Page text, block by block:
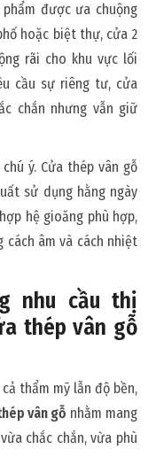
được ưa chuộng
hoặc biệt thự, cửa 2
rãi cho khu vực lối
cầu sự riêng tư, cửa
chắn nhưng vẫn giữ
ý. Cửa thép vân gỗ
sử dụng hằng ngày
hệ gioăng phù hợp,
cách âm và cách nhiệt
nhu cầu thị
thép vân gỗ
thẩm mỹ lẫn độ bền,
vân gỗ nhằm mang
chắc chắn, vừa phù